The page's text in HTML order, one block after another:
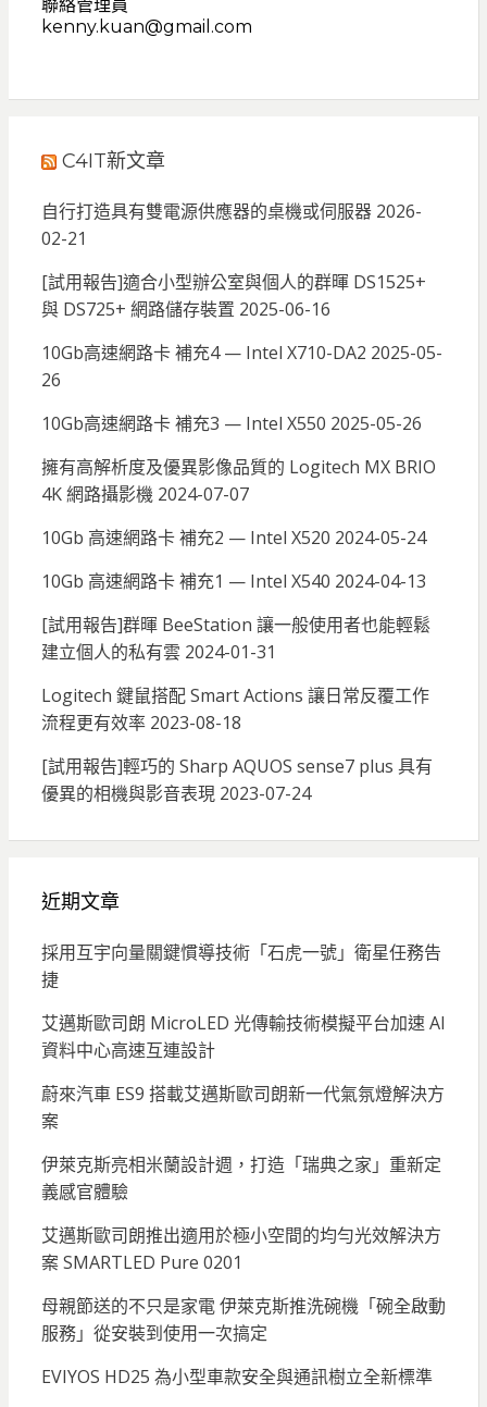
聯絡管理員
kenny.kuan@gmail.com
C4IT新文章
自行打造具有雙電源供應器的桌機或伺服器 2026-
02-21
[試用報告]適合小型辦公室與個人的群暉 DS1525+
與 DS725+ 網路儲存裝置 2025-06-16
10Gb高速網路卡 補充4 — Intel X710-DA2 2025-05-
26
10Gb高速網路卡 補充3 — Intel X550 2025-05-26
擁有高解析度及優異影像品質的 Logitech MX BRIO
4K 網路攝影機 2024-07-07
10Gb 高速網路卡 補充2 — Intel X520 2024-05-24
10Gb 高速網路卡 補充1 — Intel X540 2024-04-13
[試用報告]群暉 BeeStation 讓一般使用者也能輕鬆
建立個人的私有雲 2024-01-31
Logitech 鍵鼠搭配 Smart Actions 讓日常反覆工作
流程更有效率 2023-08-18
[試用報告]輕巧的 Sharp AQUOS sense7 plus 具有
優異的相機與影音表現 2023-07-24
近期文章
採用互宇向量關鍵慣導技術「石虎一號」衛星任務告
捷
艾邁斯歐司朗 MicroLED 光傳輸技術模擬平台加速 AI
資料中心高速互連設計
蔚來汽車 ES9 搭載艾邁斯歐司朗新一代氣氛燈解決方
案
伊萊克斯亮相米蘭設計週，打造「瑞典之家」重新定
義感官體驗
艾邁斯歐司朗推出適用於極小空間的均勻光效解決方
案 SMARTLED Pure 0201
母親節送的不只是家電 伊萊克斯推洗碗機「碗全啟動
服務」從安裝到使用一次搞定
EVIYOS HD25 為小型車款安全與通訊樹立全新標準